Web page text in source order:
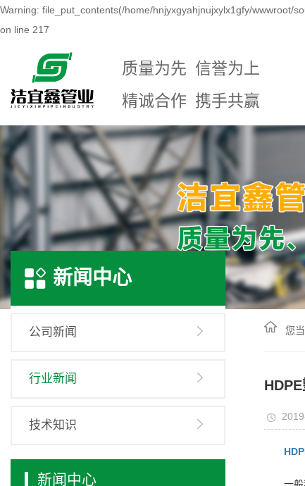
Warning: file_put_contents(/home/hnjyxgyahjnujxylx1gfy/wwwroot/
on line 217
质量为先 信誉为上
精诚合作 携手共赢
新闻中心
公司新闻
行业新闻
技术知识
新闻中心
您